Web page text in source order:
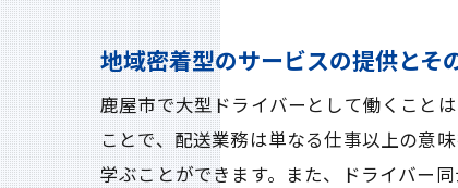
地域密着型のサービスの提供とそ
鹿屋市で大型ドライバーとして働くこと
ことで、配送業務は単なる仕事以上の意
学ぶことができます。また、ドライバー